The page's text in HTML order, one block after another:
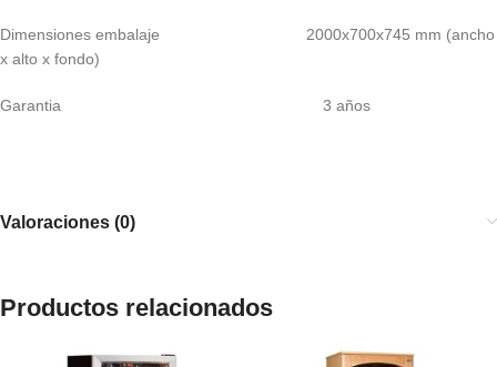
Dimensiones embalaje 2000x700x745 mm (ancho
x alto x fondo)
Garantia 3 años
Valoraciones (0)
Productos relacionados